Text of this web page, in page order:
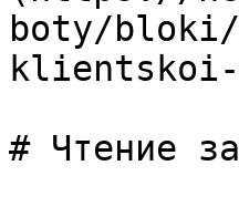
boty/
klientskoi-
# Чтение